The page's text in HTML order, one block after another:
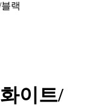
랙
이트/